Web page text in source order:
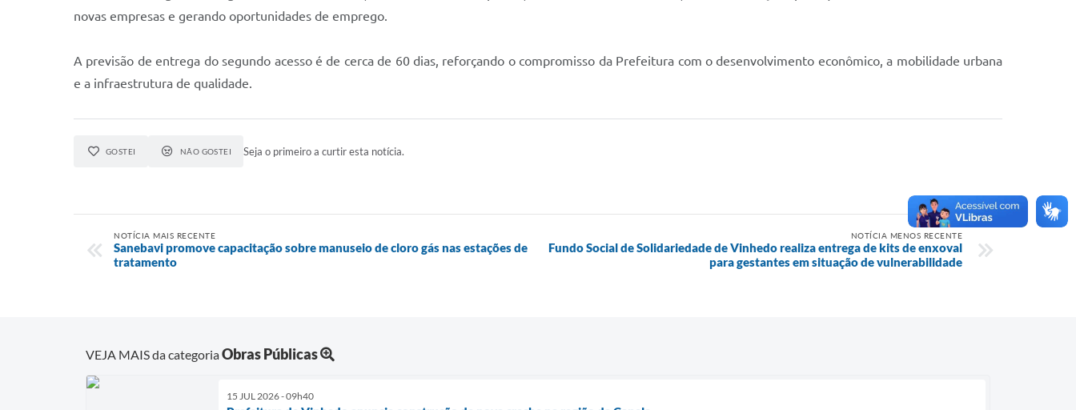
novas empresas e gerando oportunidades de emprego.
A previsão de entrega do segundo acesso é de cerca de 60 dias, reforçando o compromisso da Prefeitura com o desenvolvimento econômico, a mobilidade urbana
e a infraestrutura de qualidade.
GOSTEI NÃO GOSTEI Seja o primeiro a curtir esta notícia.
NOTÍCIA MAIS RECENTE
Sanebavi promove capacitação sobre manuseio de cloro gás nas estações de
tratamento
NOTÍCIA MENOS RECENTE
Fundo Social de Solidariedade de Vinhedo realiza entrega de kits de enxoval
para gestantes em situação de vulnerabilidade
VEJA MAIS da categoriaObras Públicas
15 JUL 2026 - 09h40